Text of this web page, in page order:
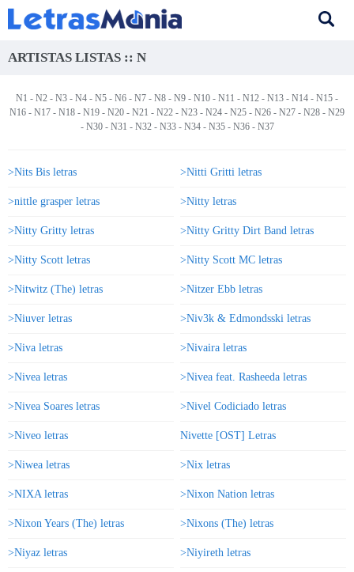
ARTISTAS LISTAS :: N
N1 - N2 - N3 - N4 - N5 - N6 - N7 - N8 - N9 - N10 - N11 - N12 - N13 - N14 - N15 -
N16 - N17 - N18 - N19 - N20 - N21 - N22 - N23 - N24 - N25 - N26 - N27 - N28 - N29
- N30- N31 - N32- N33- N34- N35- N36- N37
>Nits Bis letras >Nitti Gritti letras
>nittle grasper letras >Nitty letras
>Nitty Gritty letras >Nitty Gritty Dirt Band letras
>Nitty Scott letras >Nitty Scott MC letras
>Nitwitz (The) letras >Nitzer Ebb letras
>Niuver letras >Niv3k & Edmondsski letras
>Niva letras >Nivaira letras
>Nivea letras >Nivea feat. Rasheeda letras
>Nivea Soares letras >Nivel Codiciado letras
>Niveo letras Nivette [OST] Letras
>Niwea letras >Nix letras
>NIXA letras >Nixon Nation letras
>Nixon Years (The) letras >Nixons (The) letras
>Niyaz letras >Niyireth letras